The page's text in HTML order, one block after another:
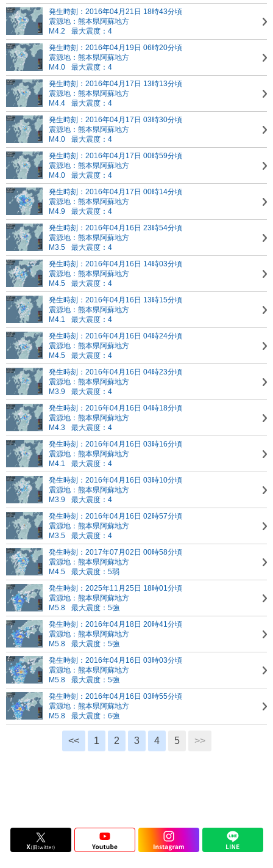
発生時刻：2016年04月21日 18時43分頃
震源地：熊本県阿蘇地方
M4.2
最大震度：4
発生時刻：2016年04月19日 06時20分頃
震源地：熊本県阿蘇地方
M4.0
最大震度：4
発生時刻：2016年04月17日 13時13分頃
震源地：熊本県阿蘇地方
M4.4
最大震度：4
発生時刻：2016年04月17日 03時30分頃
震源地：熊本県阿蘇地方
M4.0
最大震度：4
発生時刻：2016年04月17日 00時59分頃
震源地：熊本県阿蘇地方
M4.0
最大震度：4
発生時刻：2016年04月17日 00時14分頃
震源地：熊本県阿蘇地方
M4.9
最大震度：4
発生時刻：2016年04月16日 23時54分頃
震源地：熊本県阿蘇地方
M3.5
最大震度：4
発生時刻：2016年04月16日 14時03分頃
震源地：熊本県阿蘇地方
M4.5
最大震度：4
発生時刻：2016年04月16日 13時15分頃
震源地：熊本県阿蘇地方
M4.1
最大震度：4
発生時刻：2016年04月16日 04時24分頃
震源地：熊本県阿蘇地方
M4.5
最大震度：4
発生時刻：2016年04月16日 04時23分頃
震源地：熊本県阿蘇地方
M3.9
最大震度：4
発生時刻：2016年04月16日 04時18分頃
震源地：熊本県阿蘇地方
M4.3
最大震度：4
発生時刻：2016年04月16日 03時16分頃
震源地：熊本県阿蘇地方
M4.1
最大震度：4
発生時刻：2016年04月16日 03時10分頃
震源地：熊本県阿蘇地方
M3.9
最大震度：4
発生時刻：2016年04月16日 02時57分頃
震源地：熊本県阿蘇地方
M3.5
最大震度：4
発生時刻：2017年07月02日 00時58分頃
震源地：熊本県阿蘇地方
M4.5
最大震度：5弱
発生時刻：2025年11月25日 18時01分頃
震源地：熊本県阿蘇地方
M5.8
最大震度：5強
発生時刻：2016年04月18日 20時41分頃
震源地：熊本県阿蘇地方
M5.8
最大震度：5強
発生時刻：2016年04月16日 03時03分頃
震源地：熊本県阿蘇地方
M5.8
最大震度：5強
発生時刻：2016年04月16日 03時55分頃
震源地：熊本県阿蘇地方
M5.8
最大震度：6強
<< 1 2 3 4 5 >>